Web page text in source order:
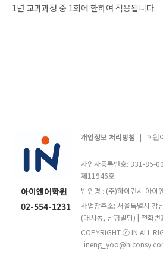
1년 교과과정 중 1회에 한하여 적용됩니다.
아이엔어학원
02-554-1231
개인정보 처리방침 | 회원
사업자등록번호: 331-85-
제11946호
법인명 : (주)하이컨시 아이
사업장주소: 서울특별시
(대치동, 남평빌딩) | 전화
COPYRIGHT ⓒ IN ALL